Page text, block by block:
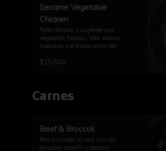
Sesame Vegetable
Chicken
Pollo dorado y crujiente con
vegetales frescos, tres salsas
intensas y el toque único del
$15.500
Carnes
Beef & Broccoli
Res cocinada al wok con ajo,
jengibre, cebollín y brócoli.